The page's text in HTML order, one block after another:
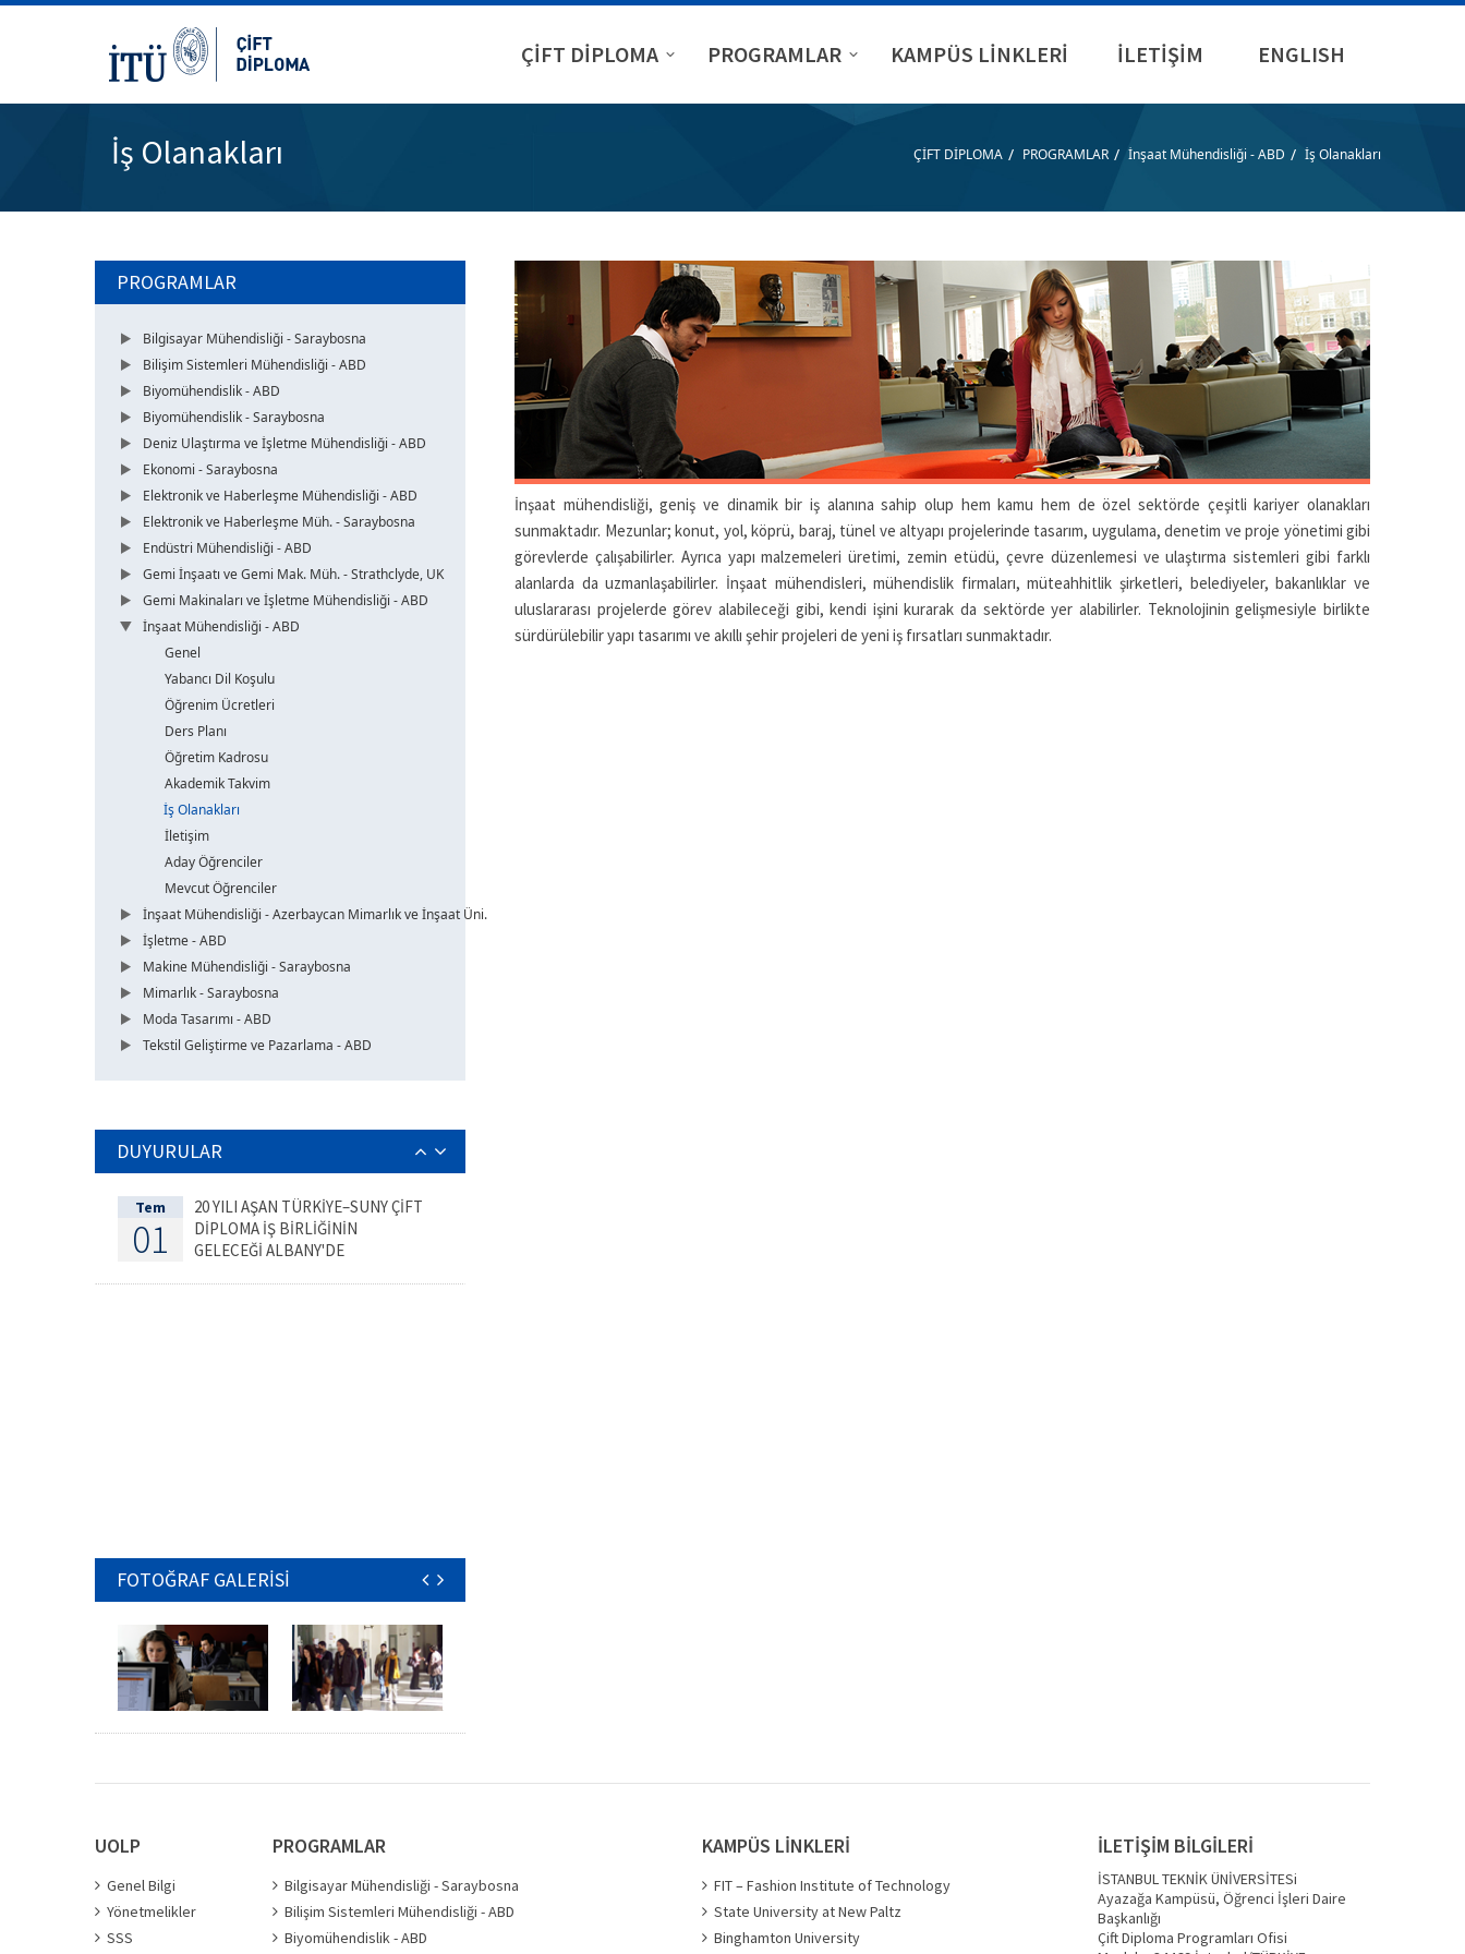
ENGLISH
ÇİFT DİPLOMA PROGRAMLAR KAMPÜS LİNKLERİ İLETİŞİM
İş Olanakları ÇİFT DİPLOMA / PROGRAMLAR / İnşaat Mühendisliği - ABD / İş Olanakları
PROGRAMLAR
Bilgisayar Mühendisliği - Saraybosna
Bilişim Sistemleri Mühendisliği - ABD
Biyomühendislik - ABD
Biyomühendislik - Saraybosna
Deniz Ulaştırma ve İşletme Mühendisliği - ABD
Ekonomi - Saraybosna
Elektronik ve Haberleşme Mühendisliği - ABD
Elektronik ve Haberleşme Müh. - Saraybosna
Endüstri Mühendisliği - ABD
Gemi İnşaatı ve Gemi Mak. Müh. - Strathclyde, UK
Gemi Makinaları ve İşletme Mühendisliği - ABD
İnşaat Mühendisliği - ABD
Genel
Yabancı Dil Koşulu
Öğrenim Ücretleri
Ders Planı
Öğretim Kadrosu
Akademik Takvim
İş Olanakları
İletişim
Aday Öğrenciler
Mevcut Öğrenciler
İnşaat Mühendisliği - Azerbaycan Mimarlık ve İnşaat Üni.
İşletme - ABD
Makine Mühendisliği - Saraybosna
Mimarlık - Saraybosna
Moda Tasarımı - ABD
Tekstil Geliştirme ve Pazarlama - ABD
DUYURULAR
Tem
01
20 YILI AŞAN TÜRKİYE–SUNY ÇİFT
DİPLOMA İŞ BİRLİĞİNİN
GELECEĞİ ALBANY'DE
FOTOĞRAF GALERİSİ
İnşaat mühendisliği, geniş ve dinamik bir iş alanına sahip olup hem kamu hem de özel sektörde çeşitli kariyer olanakları
sunmaktadır. Mezunlar; konut, yol, köprü, baraj, tünel ve altyapı projelerinde tasarım, uygulama, denetim ve proje yönetimi gibi
görevlerde çalışabilirler. Ayrıca yapı malzemeleri üretimi, zemin etüdü, çevre düzenlemesi ve ulaştırma sistemleri gibi farklı
alanlarda da uzmanlaşabilirler. İnşaat mühendisleri, mühendislik firmaları, müteahhitlik şirketleri, belediyeler, bakanlıklar ve
uluslararası projelerde görev alabileceği gibi, kendi işini kurarak da sektörde yer alabilirler. Teknolojinin gelişmesiyle birlikte
sürdürülebilir yapı tasarımı ve akıllı şehir projeleri de yeni iş fırsatları sunmaktadır.
UOLP
Genel Bilgi
Yönetmelikler
SSS
PROGRAMLAR
Bilgisayar Mühendisliği - Saraybosna
Bilişim Sistemleri Mühendisliği - ABD
Biyomühendislik - ABD
KAMPÜS LİNKLERİ
FIT – Fashion Institute of Technology
State University at New Paltz
Binghamton University
İLETİŞİM BİLGİLERİ
İSTANBUL TEKNİK ÜNİVERSİTESi
Ayazağa Kampüsü, Öğrenci İşleri Daire
Başkanlığı
Çift Diploma Programları Ofisi